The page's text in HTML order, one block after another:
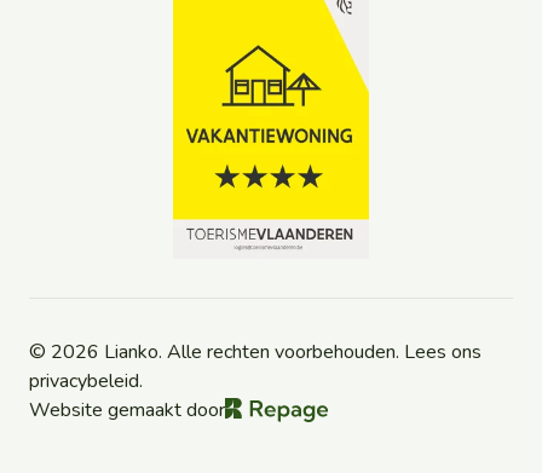
© 2026 Lianko. Alle rechten voorbehouden. Lees ons
privacybeleid.
Website gemaakt door